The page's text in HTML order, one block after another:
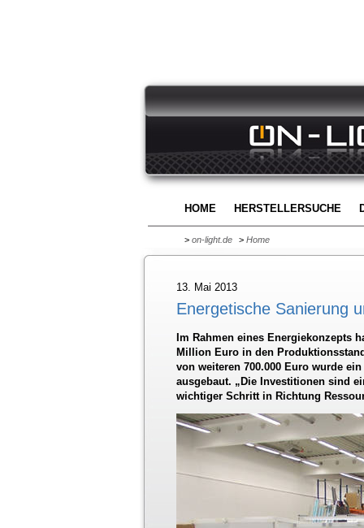
HOME HERSTELLERSUCHE
> on-light.de > Home
13. Mai 2013
Energetische Sanierung
Im Rahmen eines Energiekonzepts
Million Euro in den
von weiteren 700.000 Euro wurde
ausgebaut. „Die Investitionen sind
wichtiger Schritt in Richtung